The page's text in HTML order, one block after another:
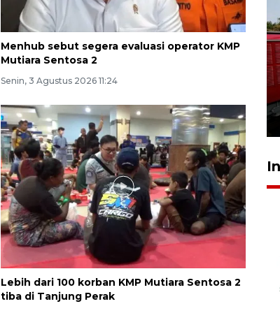
Menhub sebut segera evaluasi operator KMP
Mutiara Sentosa 2
Senin, 3 Agustus 2026 11:24
Lebih dari 100 korban KMP Mutiara Sentosa 2
tiba di Tanjung Perak
Basarnas hentikan operasi
kedaruratan KM Mutiara
Sentosa II
4 Agustus 2026 22:38